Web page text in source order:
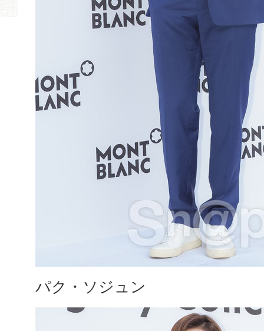
パク・ソジュン